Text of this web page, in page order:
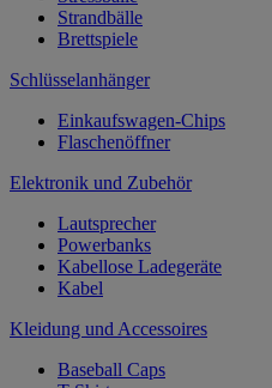
Strandbälle
Brettspiele
Schlüsselanhänger
Einkaufswagen-Chips
Flaschenöffner
Elektronik und Zubehör
Lautsprecher
Powerbanks
Kabellose Ladegeräte
Kabel
Kleidung und Accessoires
Baseball Caps